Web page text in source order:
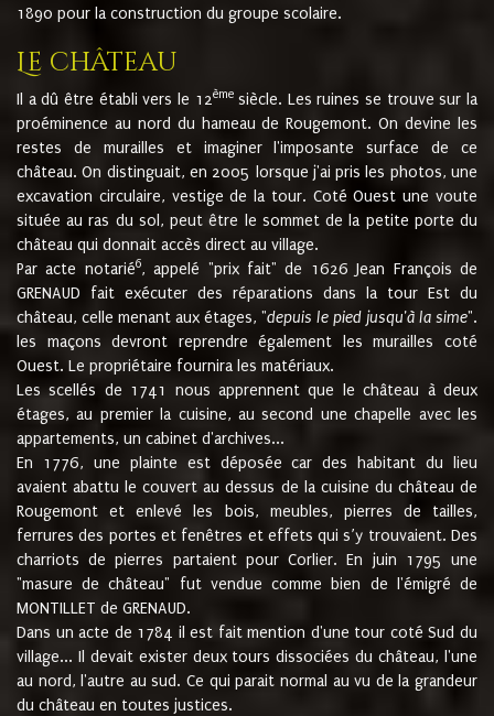
1890 pour la construction du groupe scolaire.
Le château
Il a dû être établi vers le 12èmesiècle. Les ruines se trouve sur la
proéminence au nord du hameau de Rougemont. On devine les
restes de murailles et imaginer l'imposante surface de ce
château. On distinguait, en 2005 lorsque j'ai pris les photos, une
excavation circulaire, vestige de la tour. Coté Ouest une voute
située au ras du sol, peut être le sommet de la petite porte du
château qui donnait accès direct au village.
Par acte notarié6, appelé "prix fait" de 1626 Jean François de
GRENAUD fait exécuter des réparations dans la tour Est du
château, celle menant aux étages, "depuis le pied jusqu'à la sime".
les maçons devront reprendre également les murailles coté
Ouest. Le propriétaire fournira les matériaux.
Les scellés de 1741 nous apprennent que le château à deux
étages, au premier la cuisine, au second une chapelle avec les
appartements, un cabinet d'archives...
En 1776, une plainte est déposée car des habitant du lieu
avaient abattu le couvert au dessus de la cuisine du château de
Rougemont et enlevé les bois, meubles, pierres de tailles,
ferrures des portes et fenêtres et effets qui s’y trouvaient. Des
charriots de pierres partaient pour Corlier. En juin 1795 une
"masure de château" fut vendue comme bien de l'émigré de
MONTILLET de GRENAUD.
Dans un acte de 1784 il est fait mention d'une tour coté Sud du
village... Il devait exister deux tours dissociées du château, l'une
au nord, l'autre au sud. Ce qui parait normal au vu de la grandeur
du château en toutes justices.